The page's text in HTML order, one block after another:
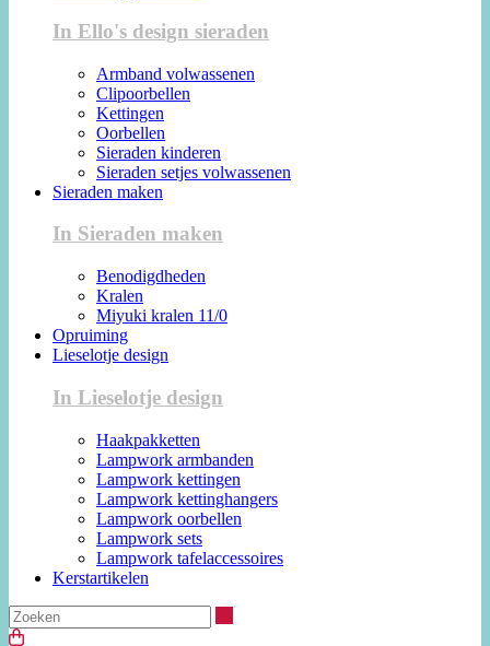
In Ello's design sieraden
Armband volwassenen
Clipoorbellen
Kettingen
Oorbellen
Sieraden kinderen
Sieraden setjes volwassenen
Sieraden maken
In Sieraden maken
Benodigdheden
Kralen
Miyuki kralen 11/0
Opruiming
Lieselotje design
In Lieselotje design
Haakpakketten
Lampwork armbanden
Lampwork kettingen
Lampwork kettinghangers
Lampwork oorbellen
Lampwork sets
Lampwork tafelaccessoires
Kerstartikelen